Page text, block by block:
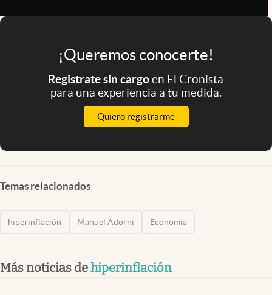
abre en nueva pestaña
Argentina
¡Queremos conocerte!
Registrate sin cargoen El Cronista
para una experiencia a tu medida.
Quiero registrarme
Temas relacionados
hiperinflación Manuel Adorni Economía
Más noticias dehiperinflación